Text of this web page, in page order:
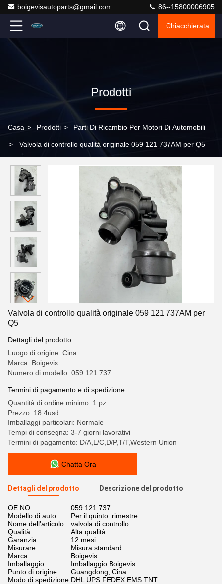
boigevisautoparts@gmail.com 86--15800006905
Chiacchierata
Prodotti
Casa > Prodotti > Parti Di Ricambio Per Motori Di Automobili
> Valvola di controllo qualità originale 059 121 737AM per Q5
Valvola di controllo qualità originale 059 121 737AM per
Q5
Dettagli del prodotto
Luogo di origine: Cina
Marca: Boigevis
Numero di modello: 059 121 737
Termini di pagamento e di spedizione
Quantità di ordine minimo: 1 pz
Prezzo: 18.4usd
Imballaggi particolari: Normale
Tempi di consegna: 3-7 giorni lavorativi
Termini di pagamento: D/A,L/C,D/P,T/T,Western Union
Chatta Ora
Dettagli del prodotto Descrizione del prodotto
OE NO.:
059 121 737
Modello di auto:
Per il quinto trimestre
Nome dell'articolo:
valvola di controllo
Qualità:
Alta qualità
Garanzia:
12 mesi
Misurare:
Misura standard
Marca:
Boigevis
Imballaggio:
Imballaggio Boigevis
Punto di origine:
Guangdong, Cina
Modo di spedizione:DHL UPS FEDEX EMS TNT